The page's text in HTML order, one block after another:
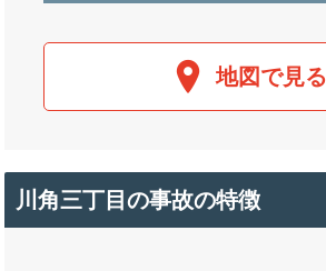
地図で見る
川角三丁目の事故の特徴